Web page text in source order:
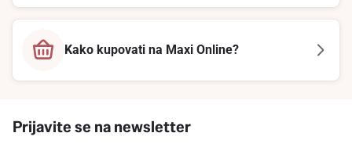
Kako kupovati na Maxi Online?
Prijavite se na newsletter